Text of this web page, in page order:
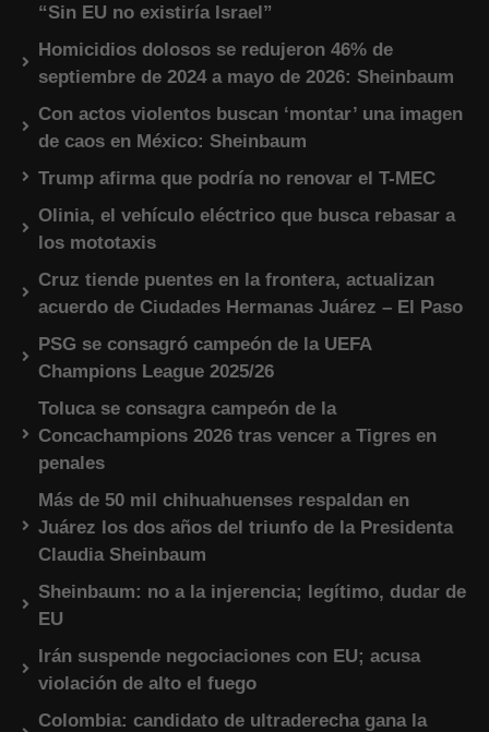
“Sin EU no existiría Israel”
Homicidios dolosos se redujeron 46% de
septiembre de 2024 a mayo de 2026: Sheinbaum
Con actos violentos buscan ‘montar’ una imagen
de caos en México: Sheinbaum
Trump afirma que podría no renovar el T-MEC
Olinia, el vehículo eléctrico que busca rebasar a
los mototaxis
Cruz tiende puentes en la frontera, actualizan
acuerdo de Ciudades Hermanas Juárez – El Paso
PSG se consagró campeón de la UEFA
Champions League 2025/26
Toluca se consagra campeón de la
Concachampions 2026 tras vencer a Tigres en
penales
Más de 50 mil chihuahuenses respaldan en
Juárez los dos años del triunfo de la Presidenta
Claudia Sheinbaum
Sheinbaum: no a la injerencia; legítimo, dudar de
EU
Irán suspende negociaciones con EU; acusa
violación de alto el fuego
Colombia: candidato de ultraderecha gana la